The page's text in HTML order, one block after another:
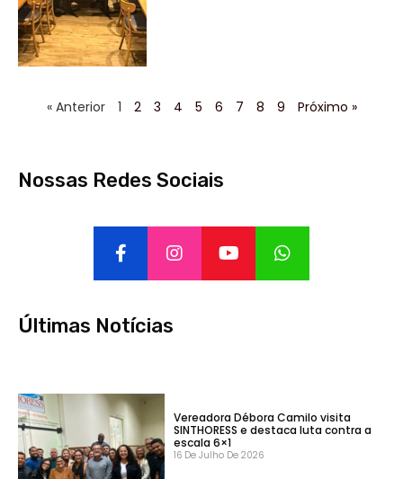
« Anterior 1 2 3 4 5 6 7 8 9 Próximo »
Nossas Redes Sociais
Últimas Notícias
Vereadora Débora Camilo visita
SINTHORESS e destaca luta contra a
escala 6×1
16 De Julho De 2026